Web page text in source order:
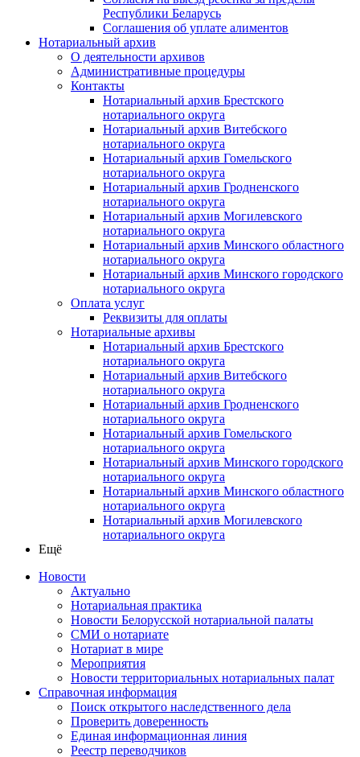
Республики Беларусь
Соглашения об уплате алиментов
Нотариальный архив
О деятельности архивов
Административные процедуры
Контакты
Нотариальный архив Брестского
нотариального округа
Нотариальный архив Витебского
нотариального округа
Нотариальный архив Гомельского
нотариального округа
Нотариальный архив Гродненского
нотариального округа
Нотариальный архив Могилевского
нотариального округа
Нотариальный архив Минского областного
нотариального округа
Нотариальный архив Минского городского
нотариального округа
Оплата услуг
Реквизиты для оплаты
Нотариальные архивы
Нотариальный архив Брестского
нотариального округа
Нотариальный архив Витебского
нотариального округа
Нотариальный архив Гродненского
нотариального округа
Нотариальный архив Гомельского
нотариального округа
Нотариальный архив Минского городского
нотариального округа
Нотариальный архив Минского областного
нотариального округа
Нотариальный архив Могилевского
нотариального округа
Ещё
Новости
Актуально
Нотариальная практика
Новости Белорусской нотариальной палаты
СМИ о нотариате
Нотариат в мире
Мероприятия
Новости территориальных нотариальных палат
Справочная информация
Поиск открытого наследственного дела
Проверить доверенность
Единая информационная линия
Реестр переводчиков